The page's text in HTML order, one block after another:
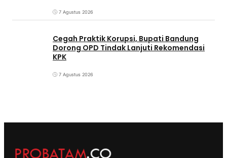
7 Agustus 2026
Cegah Praktik Korupsi, Bupati Bandung
Dorong OPD Tindak Lanjuti Rekomendasi
KPK
7 Agustus 2026